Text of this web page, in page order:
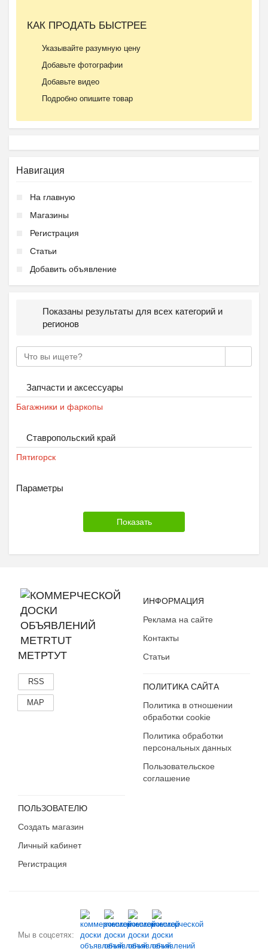
Ещё 2 фото
27 000Пятигорск
Подготовка к школе ОБР...
₽27 000Пятигорск
КАК ПРОДАТЬ БЫСТРЕЕ
Указывайте разумную цену
Добавьте фотографии
Добавьте видео
Подробно опишите товар
Навигация
На главную
Магазины
Регистрация
Статьи
Добавить объявление
Показаны результаты для всех категорий и
регионов
Запчасти и аксессуары
Багажники и фаркопы
Ставропольский край
Пятигорск
Параметры
МЕТРТУТ
RSS
MAP
ИНФОРМАЦИЯ
Реклама на сайте
Контакты
Статьи
ПОЛИТИКА САЙТА
Политика в отношении
обработки cookie
Политика обработки
персональных данных
Пользовательское
соглашение
ПОЛЬЗОВАТЕЛЮ
Создать магазин
Личный кабинет
Регистрация
Мы в соцсетях: